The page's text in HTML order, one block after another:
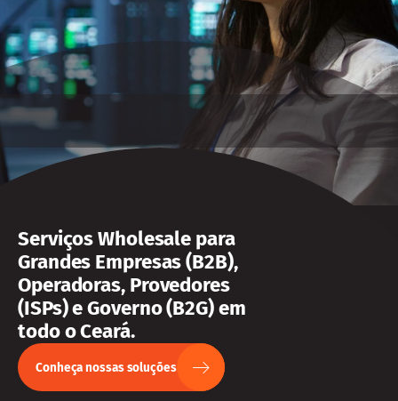
Serviços Wholesale para
Grandes Empresas (B2B),
Operadoras, Provedores
(ISPs) e Governo (B2G) em
todo o Ceará.
Conheça nossas soluções